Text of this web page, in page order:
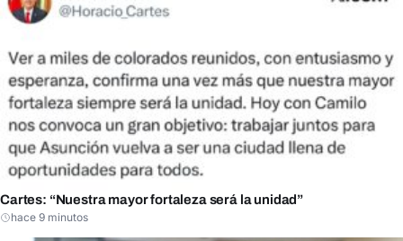
Cartes: “Nuestra mayor fortaleza será la unidad”
hace 9 minutos